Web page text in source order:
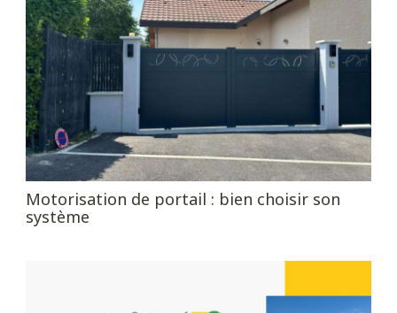
Motorisation de portail : bien choisir son
système